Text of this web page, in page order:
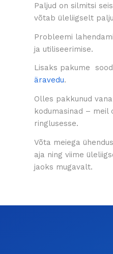
Paljud on silmitsi
võtab üleliigselt
Probleemi
ja utiliseerimise.
Lisaks pakume
äravedu.
Olles pakkunud
kodumasinad –
ringlusesse.
Võta meiega
aja ning viime
jaoks mugavalt.